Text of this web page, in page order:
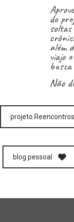
do
além
viajo
Não
projeto Reencontros
blog pessoal